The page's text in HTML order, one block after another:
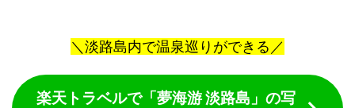
＼淡路島内で温泉巡りができる／
楽天トラベルで「夢海游 淡路島」の写